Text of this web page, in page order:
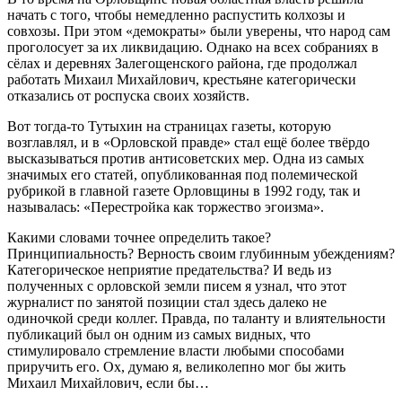
начать с того, чтобы немедленно распустить колхозы и
совхозы. При этом «демократы» были уверены, что народ сам
проголосует за их ликвидацию. Однако на всех собраниях в
сёлах и деревнях Залегощенского района, где продолжал
работать Михаил Михайлович, крестьяне категорически
отказались от роспуска своих хозяйств.
Вот тогда-то Тутыхин на страницах газеты, которую
возглавлял, и в «Орловской правде» стал ещё более твёрдо
высказываться против антисоветских мер. Одна из самых
значимых его статей, опубликованная под полемической
рубрикой в главной газете Орловщины в 1992 году, так и
называлась: «Перестройка как торжество эгоизма».
Какими словами точнее определить такое?
Принципиальность? Верность своим глубинным убеждениям?
Категорическое неприятие предательства? И ведь из
полученных с орловской земли писем я узнал, что этот
журналист по занятой позиции стал здесь далеко не
одиночкой среди коллег. Правда, по таланту и влиятельности
публикаций был он одним из самых видных, что
стимулировало стремление власти любыми способами
приручить его. Ох, думаю я, великолепно мог бы жить
Михаил Михайлович, если бы…